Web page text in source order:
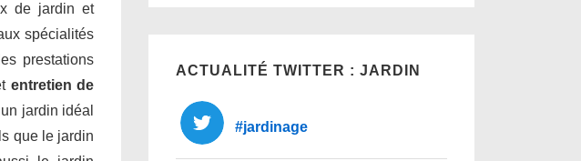
de jardin et
spécialités
prestations
entretien de
jardin idéal
que le jardin
ACTUALITÉ TWITTER : JARDIN
#jardinage